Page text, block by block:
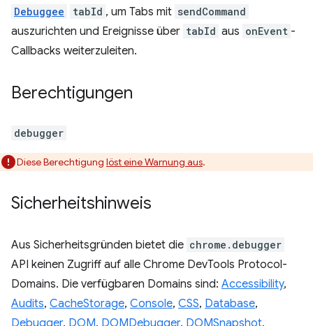
Debuggee tabId , um Tabs mit sendCommand
auszurichten und Ereignisse über tabId aus onEvent -
Callbacks weiterzuleiten.
Berechtigungen
debugger
Diese Berechtigung löst eine Warnung aus.
Sicherheitshinweis
Aus Sicherheitsgründen bietet die chrome.debugger
API keinen Zugriff auf alle Chrome DevTools Protocol-
Domains. Die verfügbaren Domains sind: Accessibility,
Audits, CacheStorage, Console, CSS, Database,
Debugger, DOM, DOMDebugger, DOMSnapshot,